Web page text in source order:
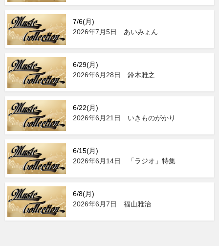
7/6(月)
2026年7月5日 あいみょん
6/29(月)
2026年6月28日 鈴木雅之
6/22(月)
2026年6月21日 いきものがかり
6/15(月)
2026年6月14日 「ラジオ」特集
6/8(月)
2026年6月7日 福山雅治